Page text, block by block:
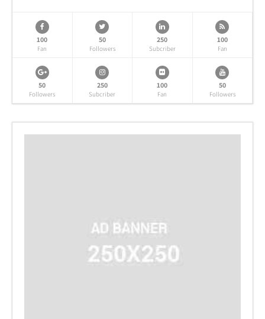
100
Fan
50
Followers
250
Subcriber
100
Fan
50
Followers
250
Subcriber
100
Fan
50
Followers